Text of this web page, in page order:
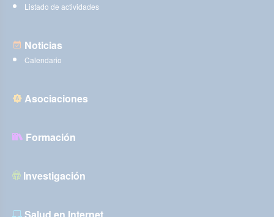
Listado de actividades
Noticias
Calendario
Asociaciones
Formación
Investigación